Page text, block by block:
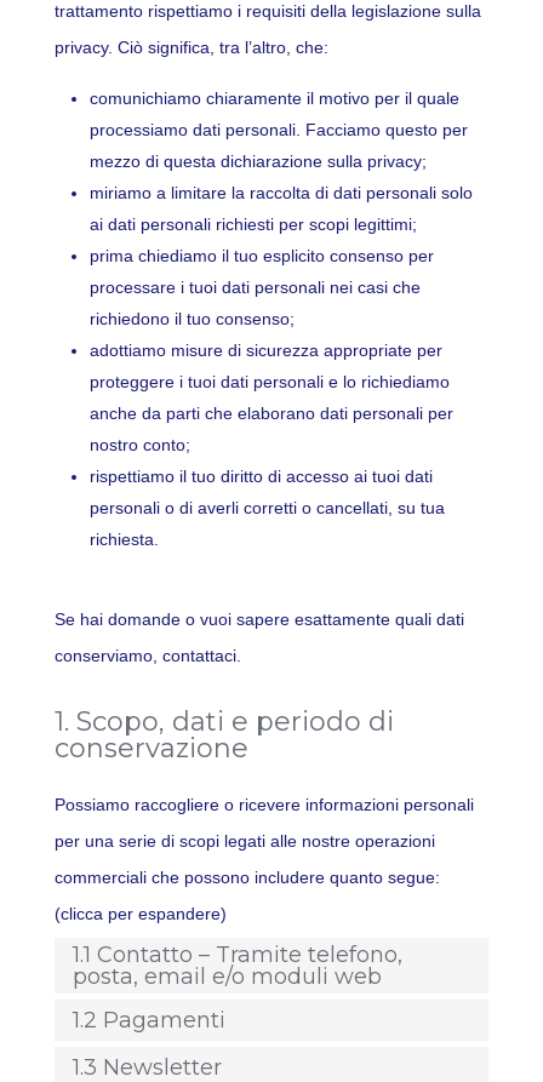
trattamento rispettiamo i requisiti della legislazione sulla
privacy. Ciò significa, tra l’altro, che:
comunichiamo chiaramente il motivo per il quale
processiamo dati personali. Facciamo questo per
mezzo di questa dichiarazione sulla privacy;
miriamo a limitare la raccolta di dati personali solo
ai dati personali richiesti per scopi legittimi;
prima chiediamo il tuo esplicito consenso per
processare i tuoi dati personali nei casi che
richiedono il tuo consenso;
adottiamo misure di sicurezza appropriate per
proteggere i tuoi dati personali e lo richiediamo
anche da parti che elaborano dati personali per
nostro conto;
rispettiamo il tuo diritto di accesso ai tuoi dati
personali o di averli corretti o cancellati, su tua
richiesta.
Se hai domande o vuoi sapere esattamente quali dati
conserviamo, contattaci.
1. Scopo, dati e periodo di
conservazione
Possiamo raccogliere o ricevere informazioni personali
per una serie di scopi legati alle nostre operazioni
commerciali che possono includere quanto segue:
(clicca per espandere)
1.1 Contatto – Tramite telefono,
posta, email e/o moduli web
1.2 Pagamenti
1.3 Newsletter